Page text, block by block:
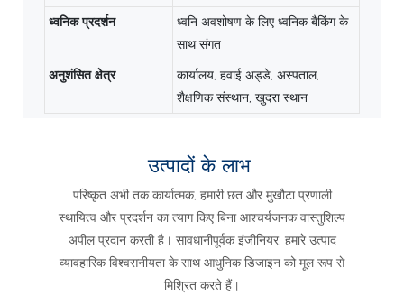
ध्वनिक प्रदर्शन
ध्वनि अवशोषण के लिए ध्वनिक बैकिंग के
साथ संगत
अनुशंसित क्षेत्र
कार्यालय, हवाई अड्डे, अस्पताल,
शैक्षणिक संस्थान, खुदरा स्थान
उत्पादों के लाभ
परिष्कृत अभी तक कार्यात्मक, हमारी छत और मुखौटा प्रणाली
स्थायित्व और प्रदर्शन का त्याग किए बिना आश्चर्यजनक वास्तुशिल्प
अपील प्रदान करती है। सावधानीपूर्वक इंजीनियर, हमारे उत्पाद
व्यावहारिक विश्वसनीयता के साथ आधुनिक डिजाइन को मूल रूप से
मिश्रित करते हैं।